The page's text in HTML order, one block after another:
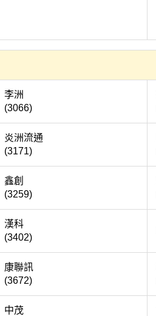
李洲
(3066)
炎洲流通
(3171)
鑫創
(3259)
漢科
(3402)
康聯訊
(3672)
中茂